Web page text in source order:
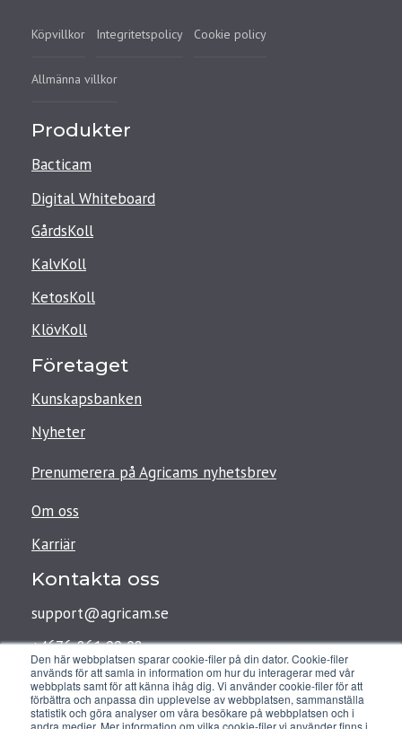
Den här webbplatsen sparar cookie-filer på din dator. Cookie-filer
används för att samla in information om hur du interagerar med vår
webbplats samt för att känna ihåg dig. Vi använder cookie-filer för att
förbättra och anpassa din upplevelse av webbplatsen, sammanställa
statistik och göra analyser om våra besökare på webbplatsen och i
andra medier. Mer information om vilka cookie-filer vi använder finns i
Köpvillkor Integritetspolicy Cookie policy
Allmänna villkor
Produkter
Bacticam
Digital Whiteboard
GårdsKoll
KalvKoll
KetosKoll
KlövKoll
Företaget
Kunskapsbanken
Nyheter
Prenumerera på Agricams nyhetsbrev
Om oss
Karriär
Kontakta oss
support@agricam.se
+4676-861 99 08
Agricam AB